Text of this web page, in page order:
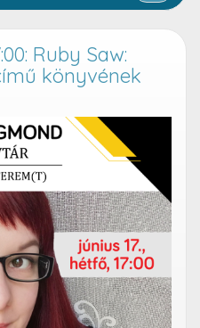
Ruby Saw:
könyvének